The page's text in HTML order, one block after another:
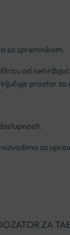
sa spremnikom.
od
prostor za
za
ZA